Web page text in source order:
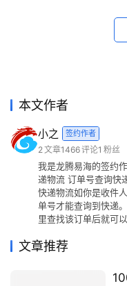
本文作者
小之 签约作者
2文章1466评论1 粉丝
我是龙腾易海的签约
递物流 订单号查询快
快递物流如你是收件
单号才能查询到快递
里查找该订单后就可
文章推荐